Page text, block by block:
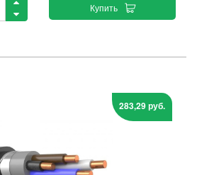
Купить
283,29 руб.